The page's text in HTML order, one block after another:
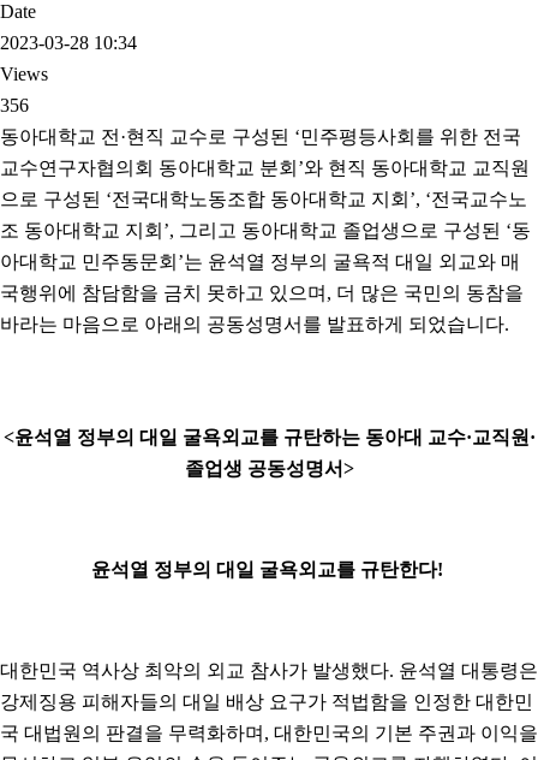
Date
2023-03-28 10:34
Views
356
동아대학교 전·현직 교수로 구성된 ‘민주평등사회를 위한 전국
교수연구자협의회 동아대학교 분회’와 현직 동아대학교 교직원
으로 구성된 ‘전국대학노동조합 동아대학교 지회’, ‘전국교수노
조 동아대학교 지회’, 그리고 동아대학교 졸업생으로 구성된 ‘동
아대학교 민주동문회’는 윤석열 정부의 굴욕적 대일 외교와 매
국행위에 참담함을 금치 못하고 있으며, 더 많은 국민의 동참을
바라는 마음으로 아래의 공동성명서를 발표하게 되었습니다.
<윤석열 정부의 대일 굴욕외교를 규탄하는 동아대 교수·교직원·
졸업생 공동성명서>
윤석열 정부의 대일 굴욕외교를 규탄한다!
대한민국 역사상 최악의 외교 참사가 발생했다. 윤석열 대통령은
강제징용 피해자들의 대일 배상 요구가 적법함을 인정한 대한민
국 대법원의 판결을 무력화하며, 대한민국의 기본 주권과 이익을